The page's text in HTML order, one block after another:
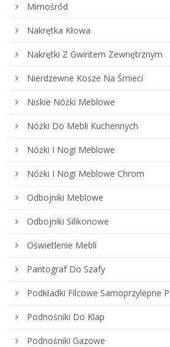
Mimośród
Nakrętka Kłowa
Nakrętki Z Gwintem Zewnętrznym
Nierdzewne Kosze Na Śmieci
Niskie Nóżki Meblowe
Nóżki Do Mebli Kuchennych
Nóżki I Nogi Meblowe
Nóżki I Nogi Meblowe Chrom
Odbojniki Meblowe
Odbojniki Silikonowe
Oświetlenie Mebli
Pantograf Do Szafy
Podkładki Filcowe Samoprzylepne
Podnośniki Do Klap
Podnośniki Gazowe